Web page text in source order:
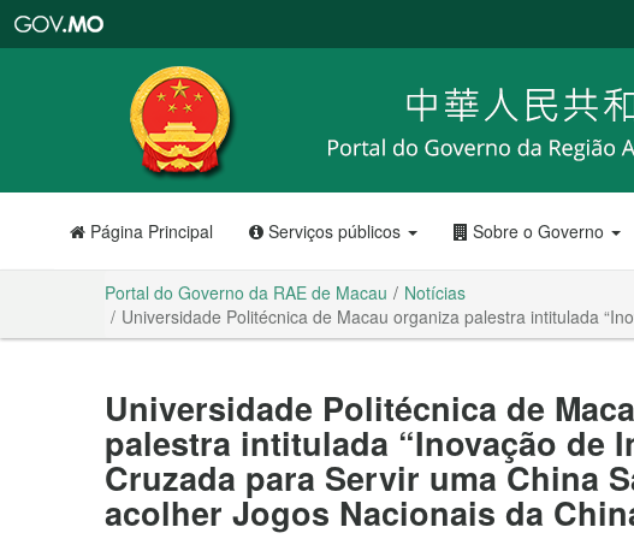
RAE
de
Macau
Página Principal Serviços públicos Sobre o Governo
Portal do Governo da RAE de Macau
Notícias
Universidade Politécnica de Macau organiza palestra intitulada
Universidade Politécnica de
palestra intitulada “Inovação de
Cruzada para Servir uma China
acolher Jogos Nacionais da